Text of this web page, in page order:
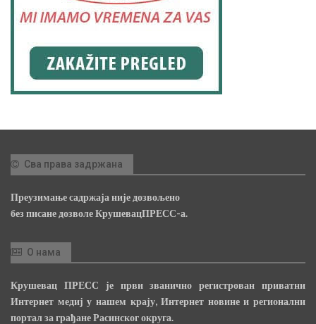
Сва права задржана
Преузимање садржаја није дозвољено
без писане дозволе КрушевацПРЕСС-а.
О нама
Крушевац ПРЕСС је први званично регистрован приватни
Интернет медиј у нашем крају, Интернет новине и регионални
портал за грађане Расинског округа.